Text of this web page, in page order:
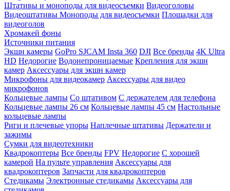
Штативы и моноподы для видеосъемки Видеоголовы
Видеоштативы Моноподы для видеосъемки Площадки для
видеоголов
Хромакей фоны
Источники питания
Экшн камеры GoPro SJCAM Insta 360 DJI Все бренды 4K Ultra
HD Недорогие Водонепроницаемые Крепления для экшн
камер Аксессуары для экшн камер
Микрофоны для видеокамер Аксессуары для видео
микрофонов
Кольцевые лампы Со штативом C держателем для телефона
Кольцевые лампы 26 см Кольцевые лампы 45 см Настольные
кольцевые лампы
Риги и плечевые упоры Наплечные штативы Держатели и
зажимы
Сумки для видеотехники
Квадрокоптеры Все бренды FPV Недорогие С хорошей
камерой На пульте управления Аксессуары для
квадрокоптеров Запчасти для квадрокоптеров
Стедикамы Электронные стедикамы Аксессуары для